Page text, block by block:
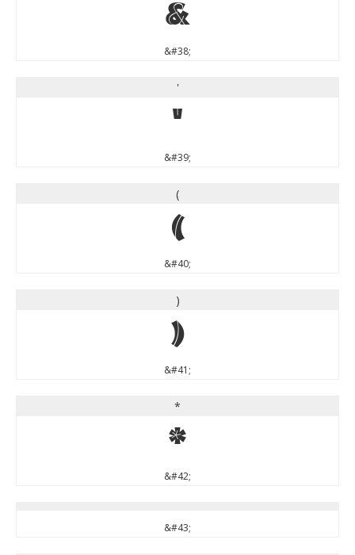
&
&#38;
'
'
&#39;
(
(
&#40;
)
)
&#41;
*
*
&#42;
&#43;